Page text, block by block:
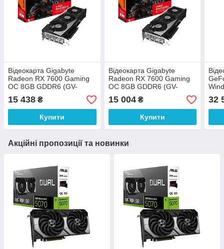
Відеокарта Gigabyte
Radeon RX 7600 Gaming
OC 8GB GDDR6 (GV-
R76GAMING OC-8GD)
15 438 ₴
Купити
Відеокарта Gigabyte
Radeon RX 7600 Gaming
OC 8GB GDDR6 (GV-
R76GAMING OC-8GD)
15 004₴
Купити
32
Акційні пропозиції та новинки